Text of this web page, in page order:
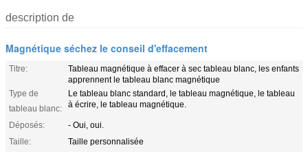
description de
Magnétique séchez le conseil d'effacement
Titre:
Tableau magnétique à effacer à sec tableau blanc, les enfants
apprennent le tableau blanc magnétique
Type de
tableau blanc:
Le tableau blanc standard, le tableau magnétique, le tableau
à écrire, le tableau magnétique.
Déposés:
- Oui, oui.
Taille:
Taille personnalisée